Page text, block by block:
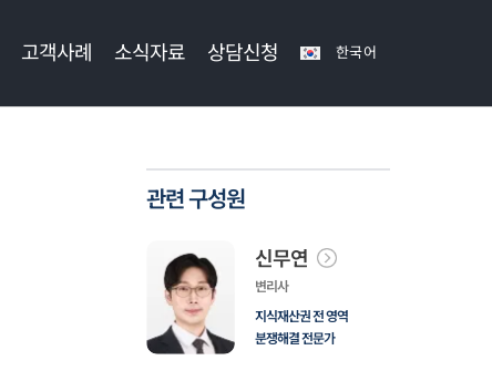
고객사례 소식자료 상담신청 한국어
관련 구성원
신무연
변리사
지식재산권 전 영역
분쟁해결 전문가